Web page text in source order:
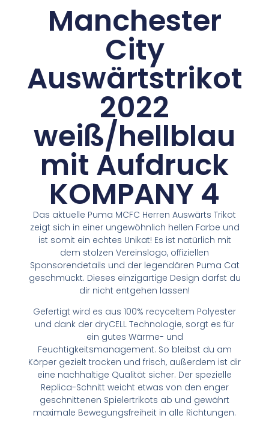
Manchester
City
Auswärtstrikot
2022
weiß/hellblau
mit Aufdruck
KOMPANY 4
Das aktuelle Puma MCFC Herren Auswärts Trikot
zeigt sich in einer ungewöhnlich hellen Farbe und
ist somit ein echtes Unikat! Es ist natürlich mit
dem stolzen Vereinslogo, offiziellen
Sponsorendetails und der legendären Puma Cat
geschmückt. Dieses einzigartige Design darfst du
dir nicht entgehen lassen!
Gefertigt wird es aus 100% recyceltem Polyester
und dank der dryCELL Technologie, sorgt es für
ein gutes Wärme- und
Feuchtigkeitsmanagement. So bleibst du am
Körper gezielt trocken und frisch, außerdem ist dir
eine nachhaltige Qualität sicher. Der spezielle
Replica-Schnitt weicht etwas von den enger
geschnittenen Spielertrikots ab und gewährt
maximale Bewegungsfreiheit in alle Richtungen.